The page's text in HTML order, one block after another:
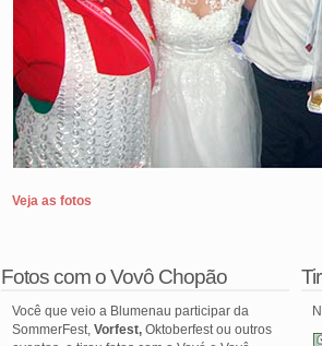
Veja as fotos
Fotos com o Vovô Chopão
Você que veio a Blumenau participar da
SommerFest, Vorfest, Oktoberfest ou outros